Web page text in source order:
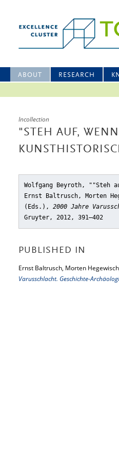
ABOUT RESEARCH
Incollection
"STEH AUF,
Wolfgang Beyroth, ""Steh
Ernst Baltrusch, Morten
(Eds.), 2000 Jahre
Gruyter, 2012, 391–402
PUBLISHED IN
Ernst Baltrusch, Morten
Varusschlacht. Geschichte-